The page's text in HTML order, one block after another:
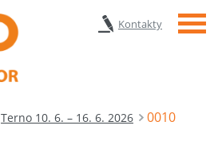
Kontakty Menu
Terno 10. 6. – 16. 6. 2026 0010